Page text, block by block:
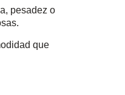
pesadez o
que